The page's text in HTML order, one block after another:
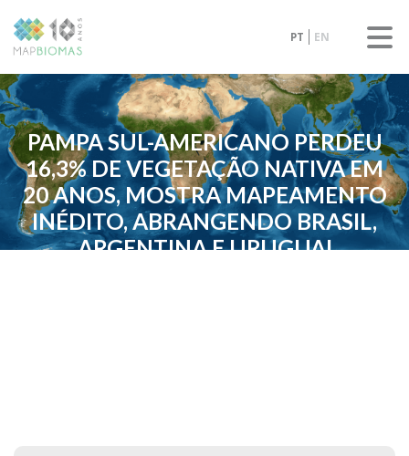
PT EN
PAMPA SUL-AMERICANO PERDEU
16,3% DE VEGETAÇÃO NATIVA EM
20 ANOS, MOSTRA MAPEAMENTO
INÉDITO, ABRANGENDO BRASIL,
ARGENTINA E URUGUAI